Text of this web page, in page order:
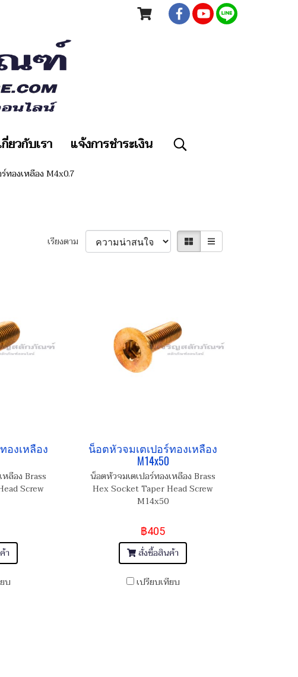
กี่ยวกับเรา แจ้งการชำระเงิน
ทองเหลือง M4x0.7
เรียงตาม
องเหลือง
ลือง Brass
Screw
า
บ
น็อตหัวจมเตเปอร์ทองเหลือง
M14x50
น็อตหัวจมเตเปอร์ทองเหลือง Brass
Hex Socket Taper Head Screw
M14x50
฿405
สั่งซื้อสินค้า
เปรียบเทียบ